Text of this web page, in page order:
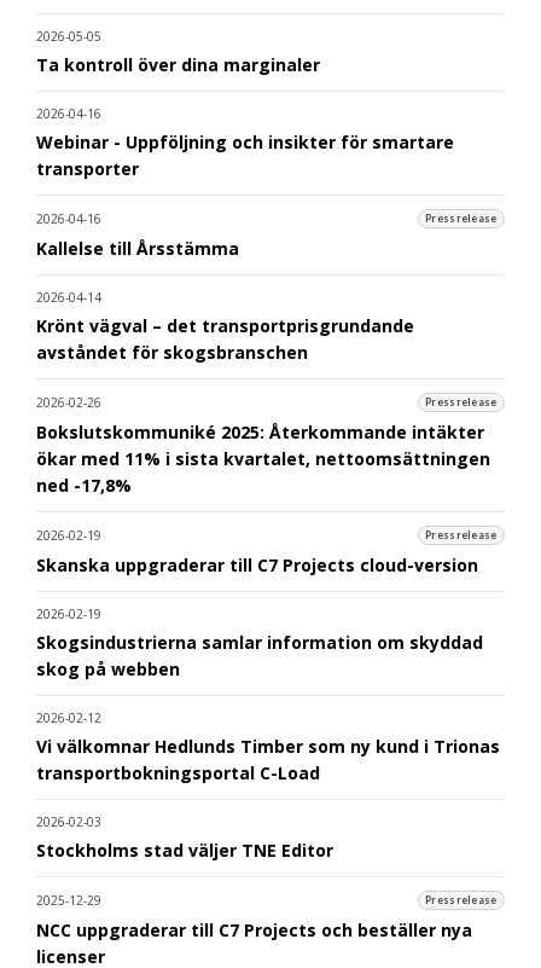
2026-05-05
Ta kontroll över dina marginaler
2026-04-16
Webinar - Uppföljning och insikter för smartare
transporter
2026-04-16 Pressrelease
Kallelse till Årsstämma
2026-04-14
Krönt vägval – det transportprisgrundande
avståndet för skogsbranschen
2026-02-26 Pressrelease
Bokslutskommuniké 2025: Återkommande intäkter
ökar med 11% i sista kvartalet, nettoomsättningen
ned -17,8%
2026-02-19 Pressrelease
Skanska uppgraderar till C7 Projects cloud-version
2026-02-19
Skogsindustrierna samlar information om skyddad
skog på webben
2026-02-12
Vi välkomnar Hedlunds Timber som ny kund i Trionas
transportbokningsportal C-Load
2026-02-03
Stockholms stad väljer TNE Editor
2025-12-29 Pressrelease
NCC uppgraderar till C7 Projects och beställer nya
licenser